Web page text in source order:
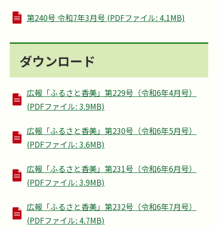
第240号 令和7年3月号 (PDFファイル: 4.1MB)
ダウンロード
広報「ふるさと香美」第229号（令和6年4月号）
(PDFファイル: 3.9MB)
広報「ふるさと香美」第230号（令和6年5月号）
(PDFファイル: 3.6MB)
広報「ふるさと香美」第231号（令和6年6月号）
(PDFファイル: 3.9MB)
広報「ふるさと香美」第232号（令和6年7月号）
(PDFファイル: 4.7MB)